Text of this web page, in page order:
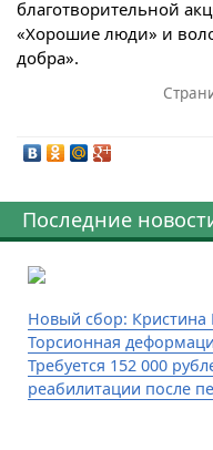
благотворительной
«Хорошие люди» и
добра».
Последние
Новый сбор: Кристина
Торсионная
Требуется 152 000
реабилитации после